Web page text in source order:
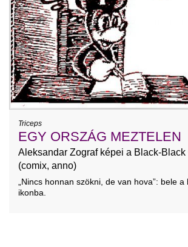
Triceps
EGY ORSZÁG MEZTELEN
Aleksandar Zograf képei a Black-
(comix, anno)
„Nincs honnan szökni, de van hova”: bele
ikonba.